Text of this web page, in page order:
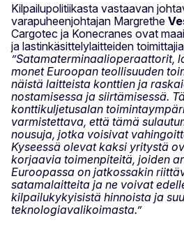
Kilpailupolitiikasta vastaavan
varapuheenjohtajan Margrethe
Cargotec ja Konecranes ovat
ja lastinkäsittelylaitteiden
”Satamaterminaalioperaattorit,
monet Euroopan teollisuuden
näistä laitteista konttien ja
nostamisessa ja siirtämisessä.
konttikuljetusalan
varmistettava, että tämä
nousuja, jotka voisivat
Kyseessä olevat kaksi yritystä
korjaavia toimenpiteitä, joiden
Euroopassa on jatkossakin
satamalaitteita ja ne voivat
kilpailukykyisistä hinnoista ja
teknologiavalikoimasta.”